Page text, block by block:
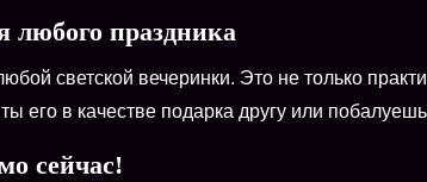
любого праздника
светской вечеринки. Это не только
его в качестве подарка другу или
сейчас!